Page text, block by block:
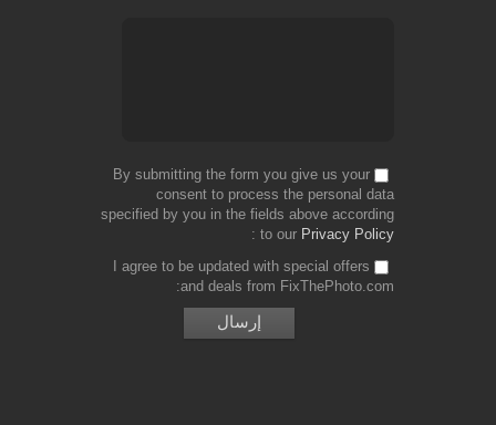
By submitting the form you give us your
consent to process the personal data
specified by you in the fields above according
to our Privacy Policy
I agree to be updated with special offers
and deals from FixThePhoto.com